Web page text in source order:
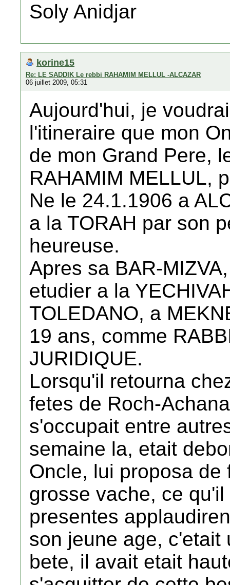
Soly Anidjar
korine15
Re: LE SADDIK Le rebbi RAHAMIM MELLUL -ALCAZAR
06 juillet 2009, 05:31
Aujourd'hui, je
l'itineraire que mon
de mon Grand Pere,
RAHAMIM MELLUL,
Ne le 24.1.1906 a
a la TORAH par son
heureuse.
Apres sa BAR-
etudier a la
TOLEDANO, a
19 ans, comme
JURIDIQUE.
Lorsqu'il retourna
fetes de Roch-
s'occupait entre
semaine la, etait
Oncle, lui proposa de
grosse vache, ce
presentes
son jeune age,
bete, il avait etait